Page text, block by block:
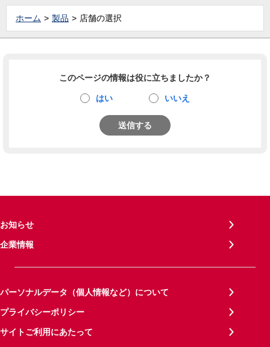
ホーム 製品 店舗の選択
このページの情報は役に立ちましたか？
はい いいえ
送信する
お知らせ
企業情報
パーソナルデータ（個人情報など）について
プライバシーポリシー
サイトご利用にあたって